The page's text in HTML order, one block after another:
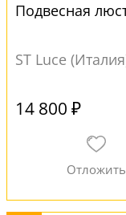
Подвесная
ST Luce
14 800 ₽